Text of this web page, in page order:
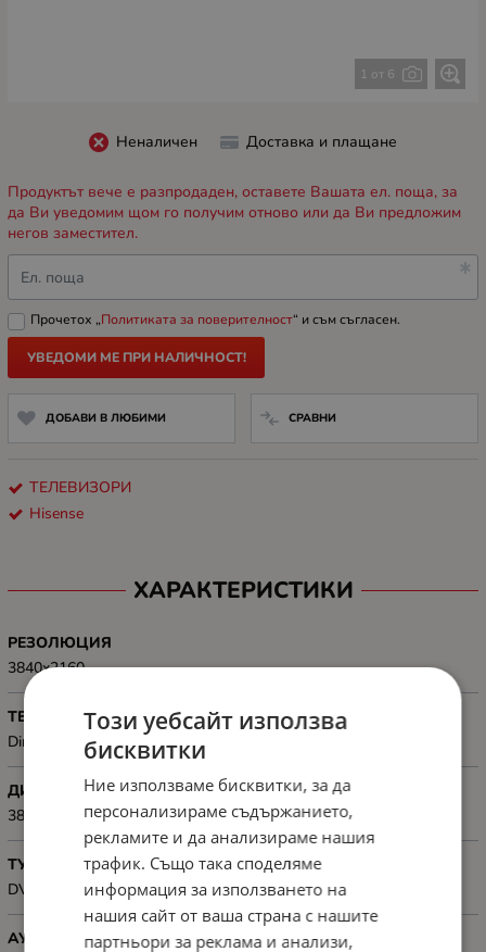
1 от 6
Неналичен Доставка и плащане
Продуктът вече е разпродаден, оставете Вашата ел. поща, за
да Ви уведомим щом го получим отново или да Ви предложим
негов заместител.
Ел. поща
Прочетох „Политиката за поверителност“ и съм съгласен.
УВЕДОМИ МЕ ПРИ НАЛИЧНОСТ!
ДОБАВИ В ЛЮБИМИ СРАВНИ
ТЕЛЕВИЗОРИ
Hisense
ХАРАКТЕРИСТИКИ
РЕЗОЛЮЦИЯ
3840x2160
ТЕХНОЛОГИЯ
Direct LED
ДИНАМИЧЕН КОНТРАСТ
3800:1
ТУНЕР
DVB-T2/T/C/S2/S
АУДИО
Този уебсайт използва
бисквитки
Ние използваме бисквитки, за да
персонализираме съдържанието,
рекламите и да анализираме нашия
трафик. Също така споделяме
информация за използването на
нашия сайт от ваша страна с нашите
партньори за реклама и анализи,